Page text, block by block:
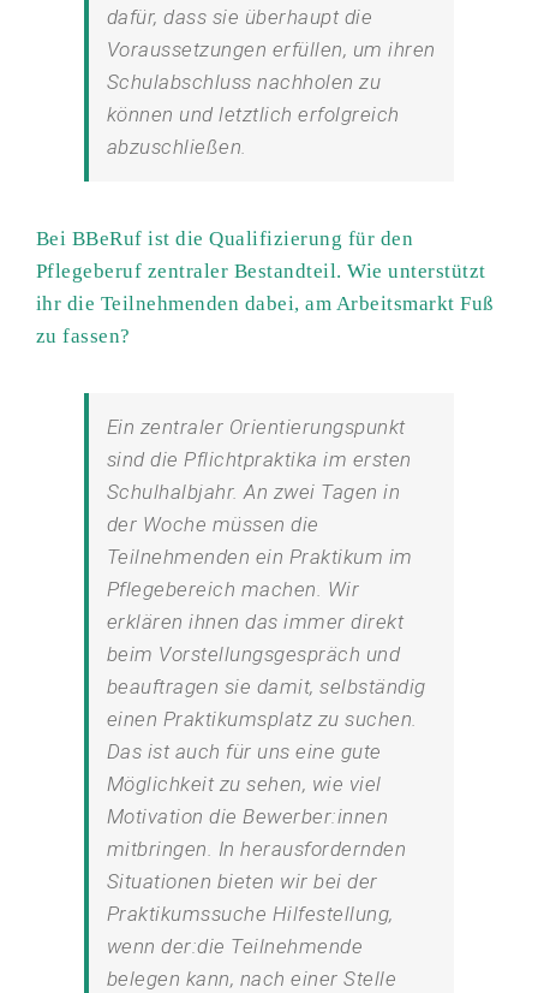
dafür, dass sie überhaupt die
Voraussetzungen erfüllen, um ihren
Schulabschluss nachholen zu
können und letztlich erfolgreich
abzuschließen.
Bei BBeRuf ist die Qualifizierung für den
Pflegeberuf zentraler Bestandteil. Wie unterstützt
ihr die Teilnehmenden dabei, am Arbeitsmarkt Fuß
zu fassen?
Ein zentraler Orientierungspunkt
sind die Pflichtpraktika im ersten
Schulhalbjahr. An zwei Tagen in
der Woche müssen die
Teilnehmenden ein Praktikum im
Pflegebereich machen. Wir
erklären ihnen das immer direkt
beim Vorstellungsgespräch und
beauftragen sie damit, selbständig
einen Praktikumsplatz zu suchen.
Das ist auch für uns eine gute
Möglichkeit zu sehen, wie viel
Motivation die Bewerber:innen
mitbringen. In herausfordernden
Situationen bieten wir bei der
Praktikumssuche Hilfestellung,
wenn der:die Teilnehmende
belegen kann, nach einer Stelle